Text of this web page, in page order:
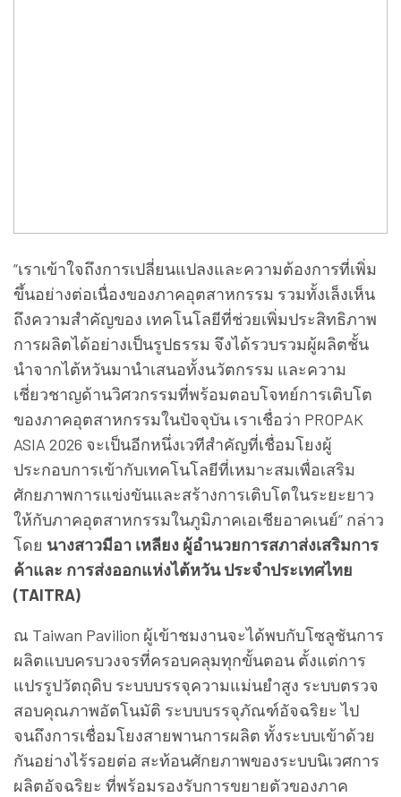
“เราเข้าใจถึงการเปลี่ยนแปลงและความต้องการที่เพิ่ม
ขึ้นอย่างต่อเนื่องของภาคอุตสาหกรรม รวมทั้งเล็งเห็น
ถึงความสำคัญของ เทคโนโลยีที่ช่วยเพิ่มประสิทธิภาพ
การผลิตได้อย่างเป็นรูปธรรม จึงได้รวบรวมผู้ผลิตชั้น
นำจากไต้หวันมานำเสนอทั้งนวัตกรรม และความ
เชี่ยวชาญด้านวิศวกรรมที่พร้อมตอบโจทย์การเติบโต
ของภาคอุตสาหกรรมในปัจจุบัน เราเชื่อว่า PROPAK
ASIA 2026 จะเป็นอีกหนึ่งเวทีสำคัญที่เชื่อมโยงผู้
ประกอบการเข้ากับเทคโนโลยีที่เหมาะสมเพื่อเสริม
ศักยภาพการแข่งขันและสร้างการเติบโตในระยะยาว
ให้กับภาคอุตสาหกรรมในภูมิภาคเอเชียอาคเนย์” กล่าว
โดย นางสาวมีอา เหลียง ผู้อำนวยการสภาส่งเสริมการ
ค้าและ การส่งออกแห่งไต้หวัน ประจำประเทศไทย
(TAITRA)
ณ Taiwan Pavilion ผู้เข้าชมงานจะได้พบกับโซลูชันการ
ผลิตแบบครบวงจรที่ครอบคลุมทุกขั้นตอน ตั้งแต่การ
แปรรูปวัตถุดิบ ระบบบรรจุความแม่นยำสูง ระบบตรวจ
สอบคุณภาพอัตโนมัติ ระบบบรรจุภัณฑ์อัจฉริยะ ไป
จนถึงการเชื่อมโยงสายพานการผลิต ทั้งระบบเข้าด้วย
กันอย่างไร้รอยต่อ สะท้อนศักยภาพของระบบนิเวศการ
ผลิตอัจฉริยะ ที่พร้อมรองรับการขยายตัวของภาค